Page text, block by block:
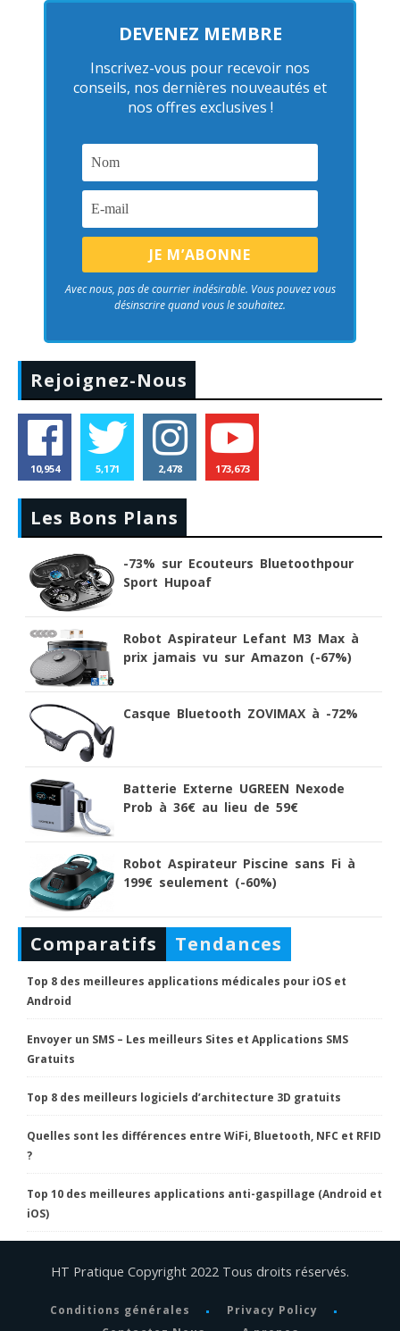
DEVENEZ MEMBRE
Inscrivez-vous pour recevoir nos
conseils, nos dernières nouveautés et
nos offres exclusives !
Avec nous, pas de courrier indésirable. Vous pouvez vous
désinscrire quand vous le souhaitez.
Rejoignez-Nous
10,954 5,171 2,478 173,673
Les Bons Plans
-73% sur Ecouteurs Bluetoothpour
Sport Hupoaf
Robot Aspirateur Lefant M3 Max à
prix jamais vu sur Amazon (-67%)
Casque Bluetooth ZOVIMAX à -72%
Batterie Externe UGREEN Nexode
Prob à 36€ au lieu de 59€
Robot Aspirateur Piscine sans Fi à
199€ seulement (-60%)
Comparatifs Tendances
Top 8 des meilleures applications médicales pour iOS et
Android
Envoyer un SMS – Les meilleurs Sites et Applications SMS
Gratuits
Top 8 des meilleurs logiciels d’architecture 3D gratuits
Quelles sont les différences entre WiFi, Bluetooth, NFC et RFID
?
Top 10 des meilleures applications anti-gaspillage (Android et
iOS)
HT Pratique Copyright 2022 Tous droits réservés.
Conditions générales
Privacy Policy